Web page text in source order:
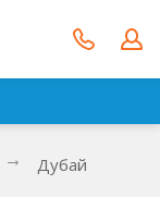
Дубай